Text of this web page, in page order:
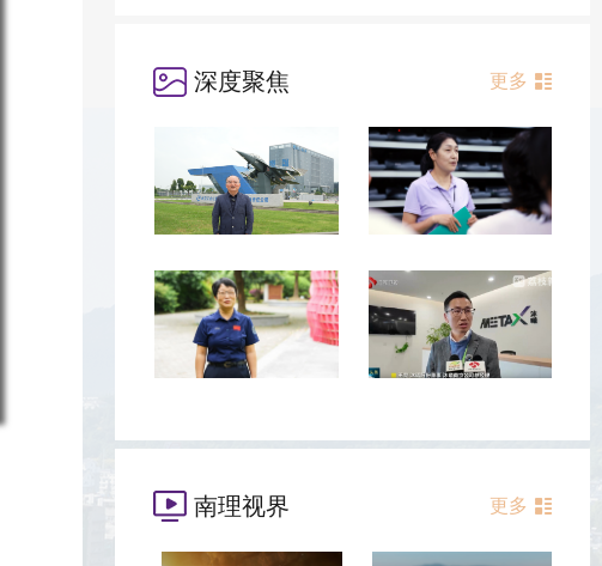
深度聚焦 更多
南理视界 更多